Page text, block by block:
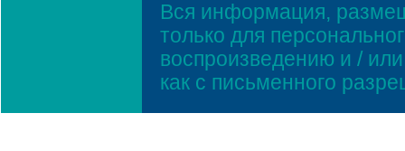
Вся информация,
только для
воспроизведению и /
как с письменного